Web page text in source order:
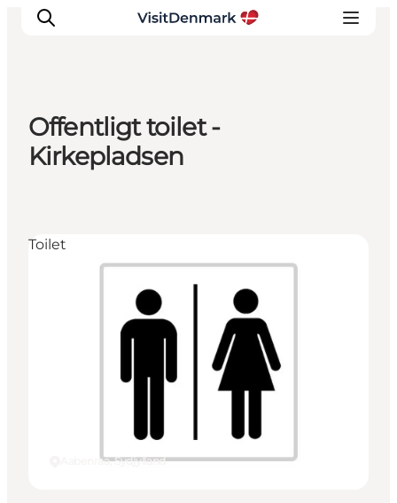
Inspiration
Destinationer
Planlæg ferien
Offentligt toilet -
Kirkepladsen
Aabenraa, Sydjylland
Toilet